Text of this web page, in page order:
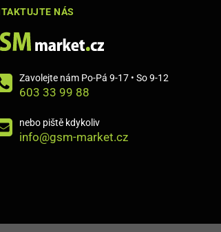
NÁS
Zavolejte nám Po-Pá 9-17 • So 9-12
603 33 99 88
nebo piště kdykoliv
info@gsm-market.cz